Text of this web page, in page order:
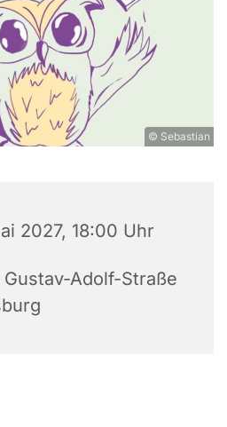
© Sebastian
2027, 18:00 Uhr
Adolf-Straße